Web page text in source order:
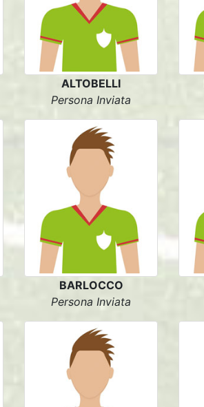
ALTOBELLI
Persona Inviata
BARLOCCO
Persona Inviata